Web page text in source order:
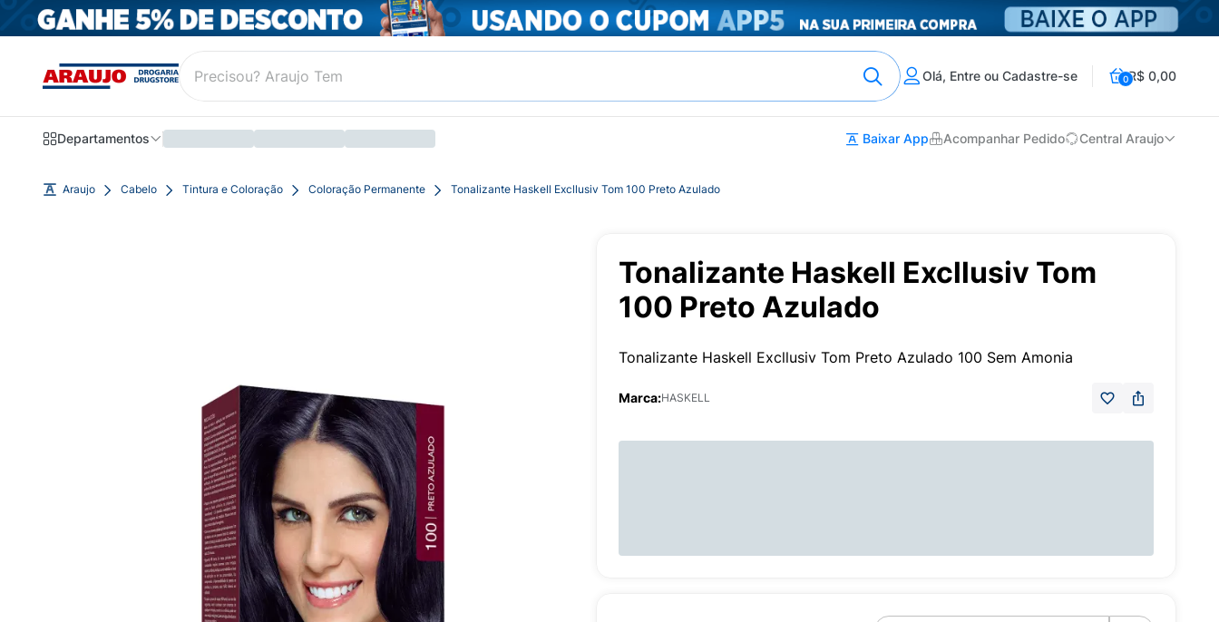
Olá, Entre ou Cadastre-se 0R$ 0,00
Departamentos Baixar App Acompanhar Pedido Central Araujo
Araujo Cabelo Tintura e Coloração Coloração Permanente Tonalizante Haskell Excllusiv Tom 100 Preto Azulado
Tonalizante Haskell Excllusiv Tom
100 Preto Azulado
Tonalizante Haskell Excllusiv Tom Preto Azulado 100 Sem Amonia
Marca:HASKELL